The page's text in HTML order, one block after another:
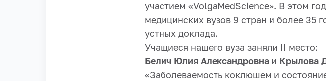
участием «VolgaMedScience». В этом
медицинских вузов 9 стран и более 35
устных доклада.
Учащиеся нашего вуза заняли II место:
Белич Юлия Александровна и Крылова
«Заболеваемость коклюшем и